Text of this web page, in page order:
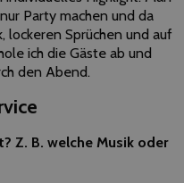
Party machen und da
lockeren Sprüchen und auf
ich die Gäste ab und
den Abend.
Z. B. welche Musik oder